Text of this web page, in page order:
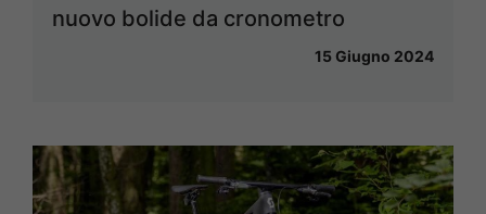
nuovo bolide da cronometro
15 Giugno 2024